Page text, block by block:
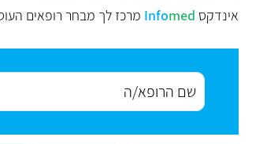
אינדקס Infomed מרכז לך מבחר רופאים